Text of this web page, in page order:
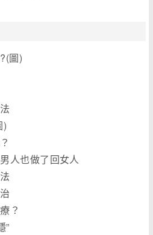
圖)
)
人也做了回女人
？
”